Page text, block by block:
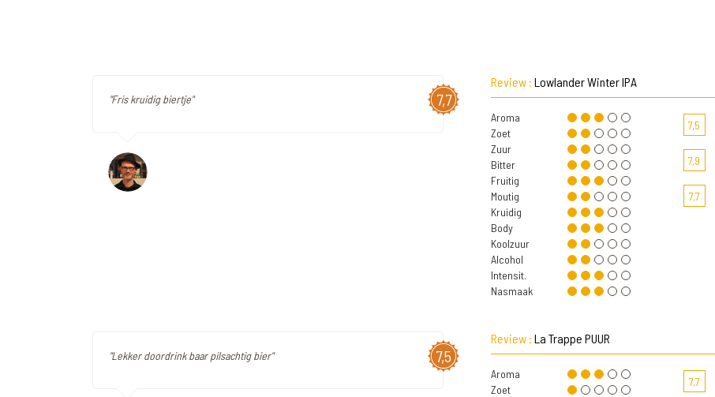
7,7
"Fris kruidig biertje"
Review : Lowlander Winter IPA
Aroma
Zoet
Zuur
Bitter
Fruitig
Moutig
Kruidig
Body
Koolzuur
Alcohol
Intensit.
Nasmaak
7,5
7,9
7,7
7,5
"Lekker doordrink baar pilsachtig bier"
Review : La Trappe PUUR
Aroma
Zoet
7,7